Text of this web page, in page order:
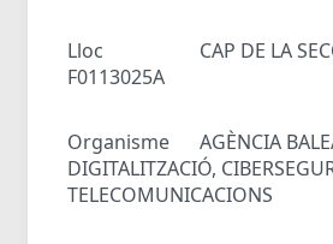
Lloc
CAP DE LA
F0113025A
Organisme
AGÈNCIA
DIGITALITZACIÓ,
TELECOMUNICACIONS